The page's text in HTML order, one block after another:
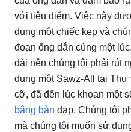
với tiêu điểm. Việc này
dụng một chiếc kẹp và
đoạn ống dẫn cùng một
dài nên chúng tôi phải rút
dụng một Sawz-All tại
cỡ, đã đến lúc khoan một
bằng bàn đạp. Chúng tôi
mà chúng tôi muốn sử